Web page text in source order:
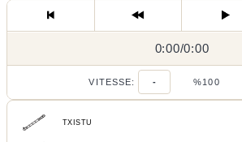
0:00/
0:00/0:00
VITESSE: - %100
TXISTU